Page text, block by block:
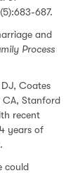
687.
and
Process
Coates
CA, Stanford
recent
years of
could